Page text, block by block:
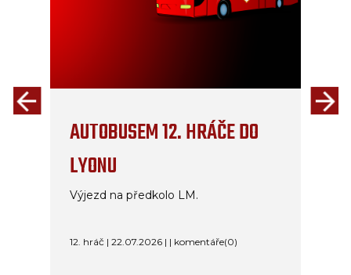
AUTOBUSEM 12. HRÁČE DO
LYONU
Výjezd na předkolo LM.
12. hráč | 22.07.2026 | | komentáře(0)